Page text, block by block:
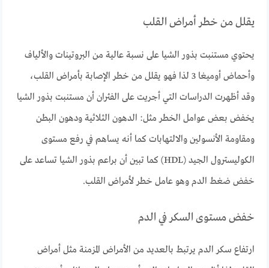
يقلل من خطر أمراض القلب
يحتوي مستنبت بذور الشيا على نسبة عالية من البروتينات والألياف
وأحماض أوميغا 3 لذا فهو يقلل من خطر الإصابة بأمراض القلب،
وقد أظهرت الدراسات التي أجريت على الفئران أن مستنبت بذور الشيا
يخفض بعض عوامل الخطر مثل: الدهون الثلاثية ودهون البطن
ومقاومة الأنسولين والالتهابات كما أنه يساهم في رفع مستوى
الكوليسترول الجيد (HDL) كما تبين أن براعم بذور الشيا تساعد على
خفض ضغط الدم وهو عامل خطر لأمراض القلب.
خفض مستوى السكر في الدم
ارتفاع سكر الدم يرتبط بالعديد من الأمراض المزمنة مثل أمراض